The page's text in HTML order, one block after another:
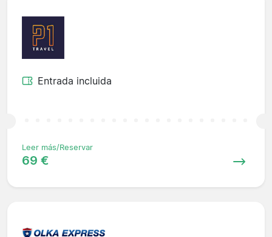
Entrada incluida
Leer más/Reservar
69 €